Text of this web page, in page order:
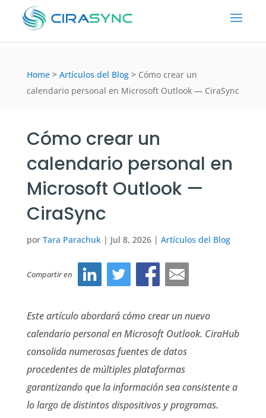
Home > Artículos del Blog > Cómo crear un
calendario personal en Microsoft Outlook — CiraSync
Cómo crear un
calendario personal en
Microsoft Outlook —
CiraSync
por Tara Parachuk| Jul 8, 2026| Artículos del Blog
Compartir en
Este artículo abordará cómo crear un nuevo
calendario personal en Microsoft Outlook. CiraHub
consolida numerosas fuentes de datos
procedentes de múltiples plataformas
garantizando que la información sea consistente a
lo largo de distintos dispositivos y programas.